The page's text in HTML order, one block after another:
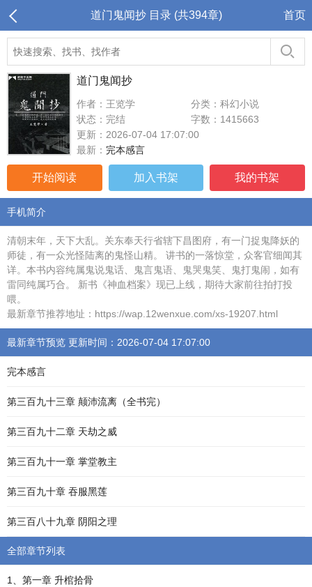
道门鬼闻抄 目录 (共394章) 首页
道门鬼闻抄
作者：王览学
分类：科幻小说
状态：完结
字数：1415663
更新：2026-07-04 17:07:00
最新： 完本感言
开始阅读 加入书架 我的书架
手机简介
清朝末年，天下大乱。关东奉天行省辖下昌图府，有一门捉鬼降妖的
师徒，有一众光怪陆离的鬼怪山精。 讲书的一落惊堂，众客官细闻其
详。本书内容纯属鬼说鬼话、鬼言鬼语、鬼哭鬼笑、鬼打鬼闹，如有
雷同纯属巧合。 新书《神血档案》现已上线，期待大家前往拍打投
喂。
最新章节推荐地址：https://wap.12wenxue.com/xs-19207.html
最新章节预览 更新时间：2026-07-04 17:07:00
完本感言
第三百九十三章 颠沛流离（全书完）
第三百九十二章 天劫之威
第三百九十一章 掌堂教主
第三百九十章 吞服黑莲
第三百八十九章 阴阳之理
全部章节列表
1、第一章 升棺拾骨